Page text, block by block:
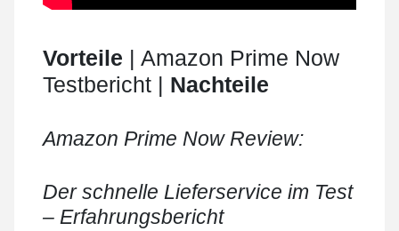
Vorteile | Amazon Prime Now
Testbericht | Nachteile
Amazon Prime Now Review:
Der schnelle Lieferservice im Test
– Erfahrungsbericht